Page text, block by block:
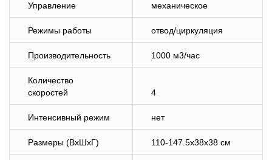
Управление механическое
Режимы работы отвод/циркуляция
Производительность 1000 м3/час
Количество
скоростей
4
Интенсивный режим нет
Размеры (ВхШхГ) 110-147.5x38x38 см